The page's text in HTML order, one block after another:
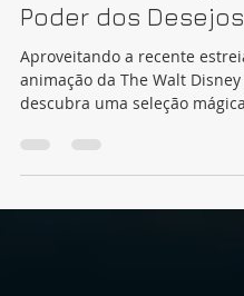
Produtos Disney |
Poder dos Desejos
Aproveitando a recente
animação da The Walt Disney
longa Por REDAÇÃO...